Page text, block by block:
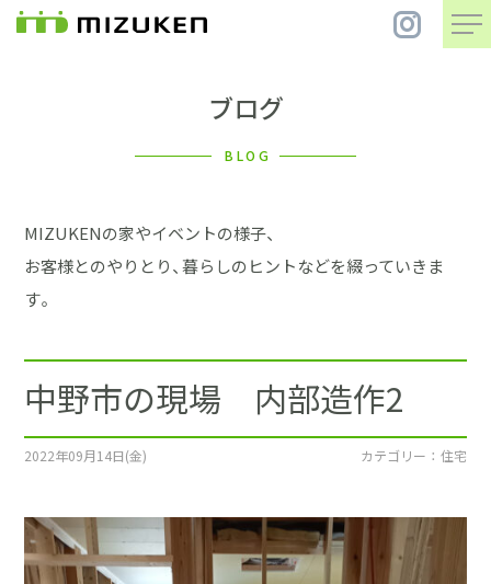
住 宅
まちづくり
会社案内
施工事例
土地をお探しの方
ブログ
BLOG
MIZUKENの家やイベントの様子、
お客様とのやりとり、暮らしのヒントなどを綴っていきま
す。
中野市の現場 内部造作2
2022年09月14日(金) カテゴリー ： 住宅